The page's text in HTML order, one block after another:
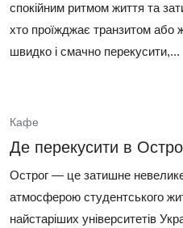
спокійним ритмом життя та
хто проїжджає транзитом або
швидко і смачно перекусити,...
Кафе
Де перекусити в
Острог — це затишне невелике
атмосферою студентського
найстаріших університетів